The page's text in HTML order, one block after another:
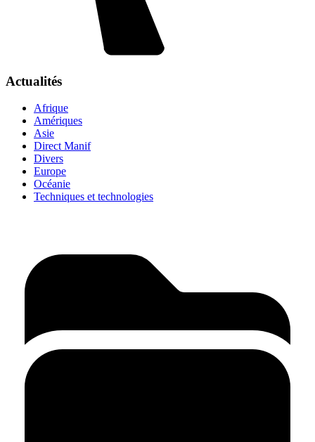
Actualités
Afrique
Amériques
Asie
Direct Manif
Divers
Europe
Océanie
Techniques et technologies